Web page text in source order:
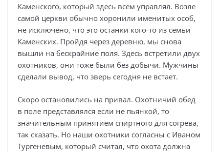
Каменского, который здесь всем управлял. Возле
самой церкви обычно хоронили именитых особ,
не исключено, что это останки кого-то из семьи
Каменских. Пройдя через деревню, мы снова
вышли на бескрайние поля. Здесь встретили двух
охотников, они тоже были без добычи. Мужчины
сделали вывод, что зверь сегодня не встает.
Скоро остановились на привал. Охотничий обед
в поле представлялся если не пьянкой, то
значительным принятием спиртного для согрева,
так сказать. Но наши охотники согласны с Иваном
Тургеневым, который считал, что охота должна